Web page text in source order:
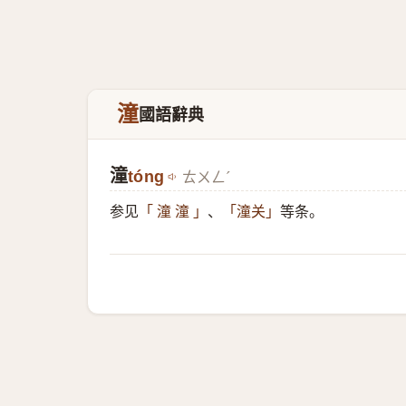
潼國語辭典
潼tóng ㄊㄨㄥˊ
参见 「 潼 潼 」 、 「潼关」 等条。